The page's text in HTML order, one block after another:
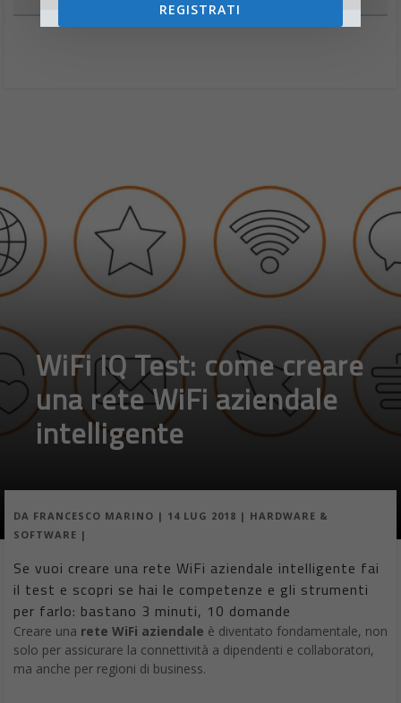
WiFi IQ Test: come creare
una rete WiFi aziendale
intelligente
DA FRANCESCO MARINO | 14 LUG 2018 | HARDWARE &
SOFTWARE |
Se vuoi creare una rete WiFi aziendale intelligente fai
il test e scopri se hai le competenze e gli strumenti
per farlo: bastano 3 minuti, 10 domande
Creare una rete WiFi aziendale è diventato fondamentale, non
solo per assicurare la connettività a dipendenti e collaboratori,
ma anche per regioni di business.
REGISTRATI